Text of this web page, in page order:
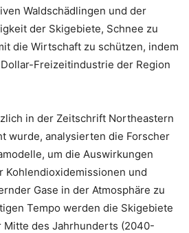
Waldschädlingen und der
der Skigebiete, Schnee zu
die Wirtschaft zu schützen, indem
Freizeitindustrie der Region
in der Zeitschrift Northeastern
wurde, analysierten die Forscher
um die Auswirkungen
Kohlendioxidemissionen und
Gase in der Atmosphäre zu
Tempo werden die Skigebiete
Mitte des Jahrhunderts (2040-